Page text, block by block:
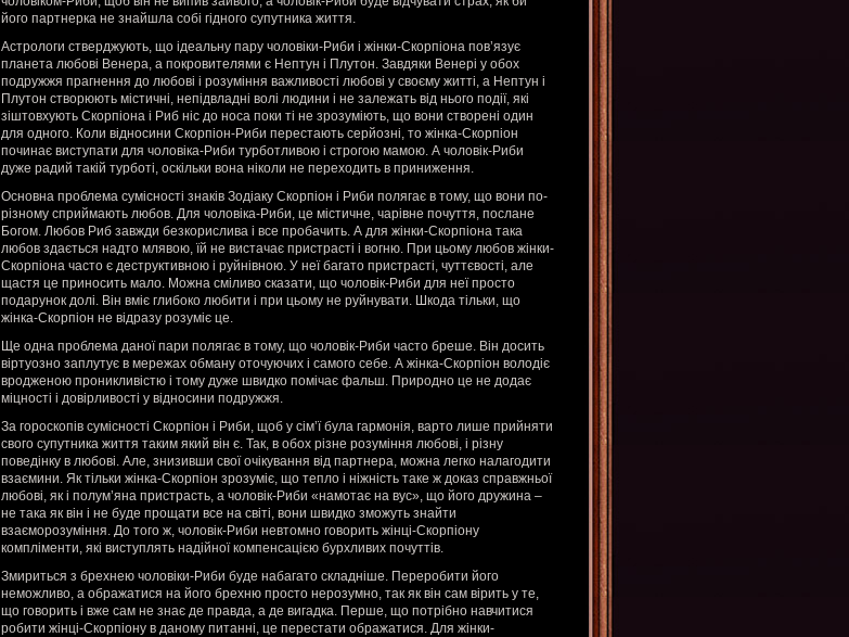
його партнерка не знайшла собі гідного супутника життя.
Астрологи стверджують, що ідеальну пару чоловіки-Риби і жінки-Скорпіона пов’язує
планета любові Венера, а покровителями є Нептун і Плутон. Завдяки Венері у обох
подружжя прагнення до любові і розуміння важливості любові у своєму житті, а Нептун і
Плутон створюють містичні, непідвладні волі людини і не залежать від нього події, які
зіштовхують Скорпіона і Риб ніс до носа поки ті не зрозуміють, що вони створені один
для одного. Коли відносини Скорпіон-Риби перестають серйозні, то жінка-Скорпіон
починає виступати для чоловіка-Риби турботливою і строгою мамою. А чоловік-Риби
дуже радий такій турботі, оскільки вона ніколи не переходить в приниження.
Основна проблема сумісності знаків Зодіаку Скорпіон і Риби полягає в тому, що вони по-
різному сприймають любов. Для чоловіка-Риби, це містичне, чарівне почуття, послане
Богом. Любов Риб завжди безкорислива і все пробачить. А для жінки-Скорпіона така
любов здається надто млявою, їй не вистачає пристрасті і вогню. При цьому любов жінки-
Скорпіона часто є деструктивною і руйнівною. У неї багато пристрасті, чуттєвості, але
щастя це приносить мало. Можна сміливо сказати, що чоловік-Риби для неї просто
подарунок долі. Він вміє глибоко любити і при цьому не руйнувати. Шкода тільки, що
жінка-Скорпіон не відразу розуміє це.
Ще одна проблема даної пари полягає в тому, що чоловік-Риби часто бреше. Він досить
віртуозно заплутує в мережах обману оточуючих і самого себе. А жінка-Скорпіон володіє
вродженою проникливістю і тому дуже швидко помічає фальш. Природно це не додає
міцності і довірливості у відносини подружжя.
За гороскопів сумісності Скорпіон і Риби, щоб у сім’ї була гармонія, варто лише прийняти
свого супутника життя таким який він є. Так, в обох різне розуміння любові, і різну
поведінку в любові. Але, знизивши свої очікування від партнера, можна легко налагодити
взаємини. Як тільки жінка-Скорпіон зрозуміє, що тепло і ніжність таке ж доказ справжньої
любові, як і полум’яна пристрасть, а чоловік-Риби «намотає на вус», що його дружина –
не така як він і не буде прощати все на світі, вони швидко зможуть знайти
взаєморозуміння. До того ж, чоловік-Риби невтомно говорить жінці-Скорпіону
компліменти, які виступлять надійної компенсацією бурхливих почуттів.
Змириться з брехнею чоловіки-Риби буде набагато складніше. Переробити його
неможливо, а ображатися на його брехню просто нерозумно, так як він сам вірить у те,
що говорить і вже сам не знає де правда, а де вигадка. Перше, що потрібно навчитися
робити жінці-Скорпіону в даному питанні, це перестати ображатися. Для жінки-